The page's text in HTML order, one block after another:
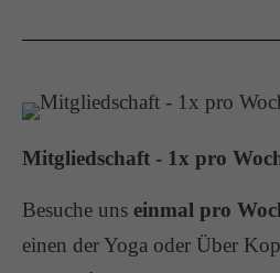
Mitgliedschaft - 1x pro
Besuche uns einmal pro
einen der Yoga oder Über